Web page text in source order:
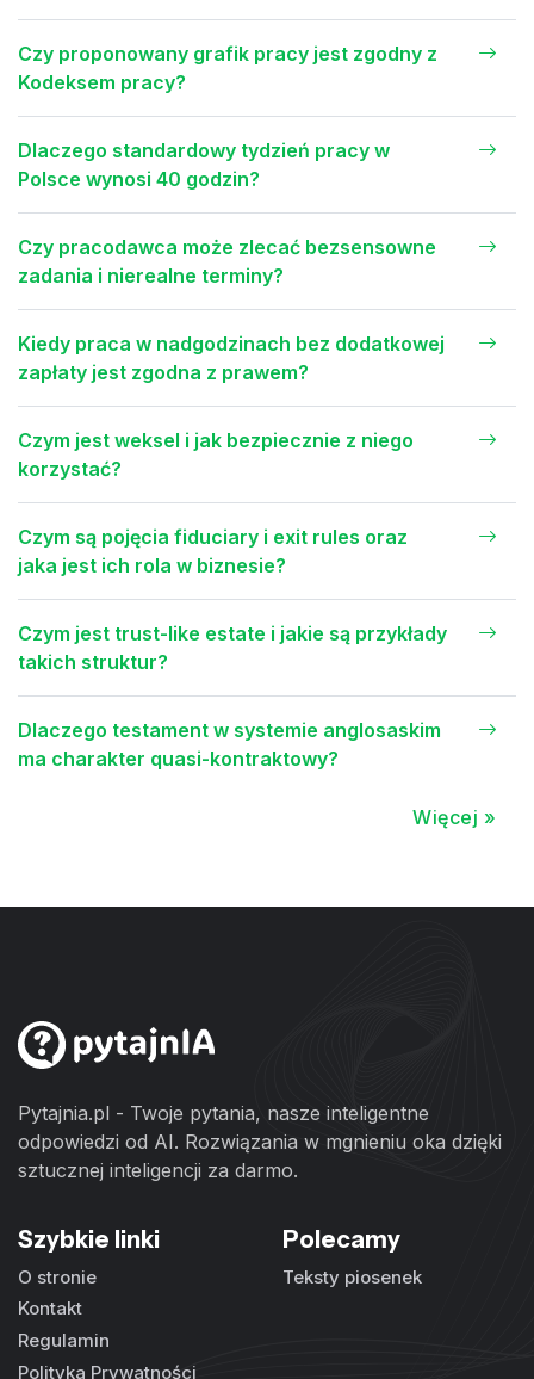
Czy proponowany grafik pracy jest zgodny z
Kodeksem pracy?
Dlaczego standardowy tydzień pracy w
Polsce wynosi 40 godzin?
Czy pracodawca może zlecać bezsensowne
zadania i nierealne terminy?
Kiedy praca w nadgodzinach bez dodatkowej
zapłaty jest zgodna z prawem?
Czym jest weksel i jak bezpiecznie z niego
korzystać?
Czym są pojęcia fiduciary i exit rules oraz
jaka jest ich rola w biznesie?
Czym jest trust-like estate i jakie są przykłady
takich struktur?
Dlaczego testament w systemie anglosaskim
ma charakter quasi-kontraktowy?
Więcej »
Pytajnia.pl - Twoje pytania, nasze inteligentne
odpowiedzi od AI. Rozwiązania w mgnieniu oka dzięki
sztucznej inteligencji za darmo.
Szybkie linki
O stronie
Kontakt
Regulamin
Polityka Prywatności
Polecamy
Teksty piosenek